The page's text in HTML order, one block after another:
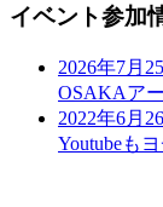
イベント参加
2026年7月
OSAKAア
2022年6月
Youtubeも